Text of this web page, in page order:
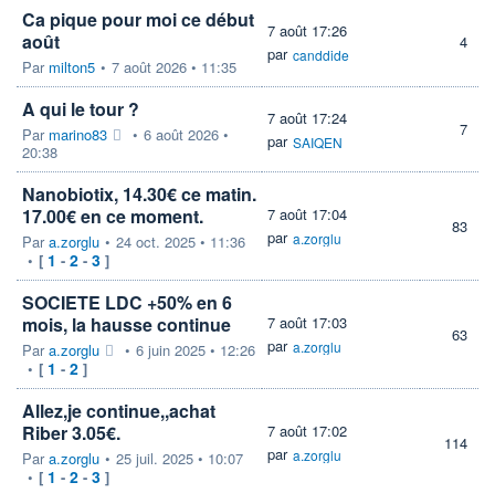
Ca pique pour moi ce début
août
Par milton5 • 7 août 2026 • 11:35
7 août 17:26
par canddide
4
A qui le tour ?
Par marino83 • 6 août 2026 •
20:38
7 août 17:24
par SAIQEN
7
Nanobiotix, 14.30€ ce matin.
17.00€ en ce moment.
Para.zorglu • 24 oct. 2025 • 11:36
• [ 1 - 2 - 3 ]
7 août 17:04
par a.zorglu
83
SOCIETE LDC +50% en 6
mois, la hausse continue
Para.zorglu • 6 juin 2025 • 12:26
• [ 1 - 2 ]
7 août 17:03
par a.zorglu
63
Allez,je continue,,achat
Riber 3.05€.
Para.zorglu • 25 juil. 2025 • 10:07
• [ 1 - 2 - 3 ]
7 août 17:02
par a.zorglu
114